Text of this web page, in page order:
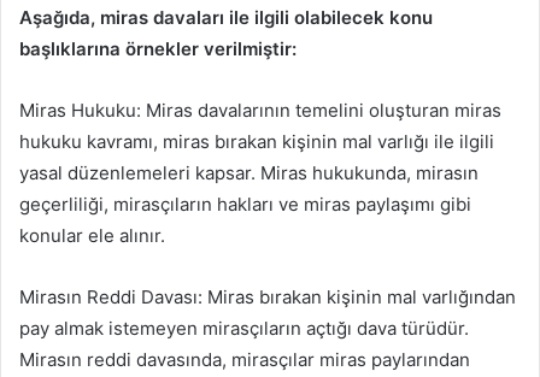
Aşağıda, miras davaları ile ilgili olabilecek konu
başlıklarına örnekler verilmiştir:
Miras Hukuku: Miras davalarının temelini oluşturan miras
hukuku kavramı, miras bırakan kişinin mal varlığı ile ilgili
yasal düzenlemeleri kapsar. Miras hukukunda, mirasın
geçerliliği, mirasçıların hakları ve miras paylaşımı gibi
konular ele alınır.
Mirasın Reddi Davası: Miras bırakan kişinin mal varlığından
pay almak istemeyen mirasçıların açtığı dava türüdür.
Mirasın reddi davasında, mirasçılar miras paylarından